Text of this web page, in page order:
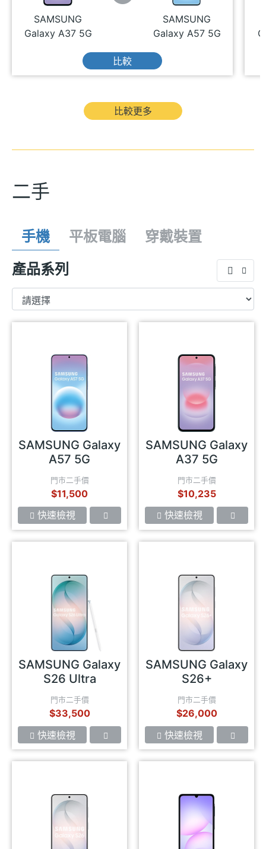
SAMSUNG
Galaxy A37 5G
SAMSUNG
Galaxy A57 5G
比較
比較更多
二手
手機 平板電腦
穿戴裝置
產品系列
SAMSUNG Galaxy
A57 5G
門市二手價
$11,500
快速檢視
SAMSUNG Galaxy
A37 5G
門市二手價
$10,235
快速檢視
SAMSUNG Galaxy
S26 Ultra
門市二手價
$33,500
快速檢視
SAMSUNG Galaxy
S26+
門市二手價
$26,000
快速檢視